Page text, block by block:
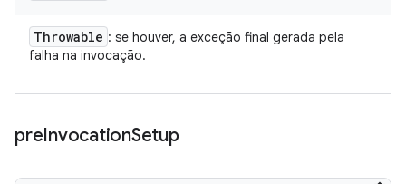
Throwable : se houver, a exceção final gerada pela
falha na invocação.
preInvocationSetup